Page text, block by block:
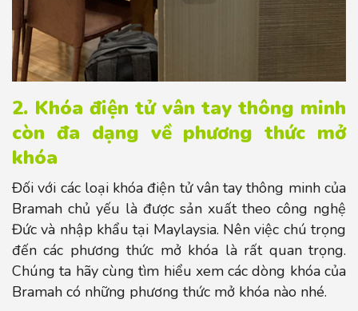
2. Khóa điện tử vân tay thông minh
còn đa dạng về phương thức mở
khóa
Đối với các loại khóa điện tử vân tay thông minh của
Bramah chủ yếu là được sản xuất theo công nghệ
Đức và nhập khẩu tại Maylaysia. Nên việc chú trọng
đến các phương thức mở khóa là rất quan trọng.
Chúng ta hãy cùng tìm hiểu xem các dòng khóa của
Bramah có những phương thức mở khóa nào nhé.